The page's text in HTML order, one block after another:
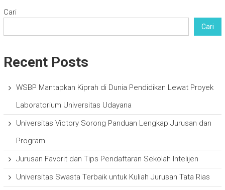
Cari
Cari
Recent Posts
WSBP Mantapkan Kiprah di Dunia Pendidikan Lewat Proyek
Laboratorium Universitas Udayana
Universitas Victory Sorong Panduan Lengkap Jurusan dan
Program
Jurusan Favorit dan Tips Pendaftaran Sekolah Intelijen
Universitas Swasta Terbaik untuk Kuliah Jurusan Tata Rias